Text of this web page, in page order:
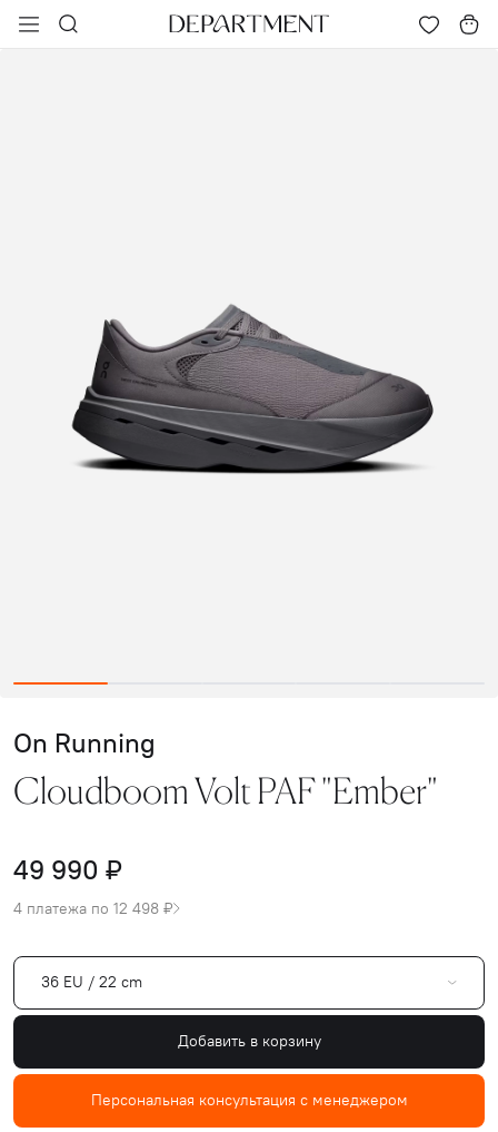
On Running
Cloudboom Volt PAF "Ember"
49 990 ₽
4 платежа по 12 498 ₽
36 EU / 22 cm
Добавить в корзину
Персональная консультация с менеджером